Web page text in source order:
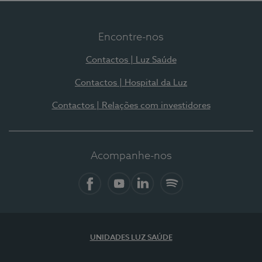
Encontre-nos
Contactos | Luz Saúde
Contactos | Hospital da Luz
Contactos | Relações com investidores
Acompanhe-nos
UNIDADES LUZ SAÚDE